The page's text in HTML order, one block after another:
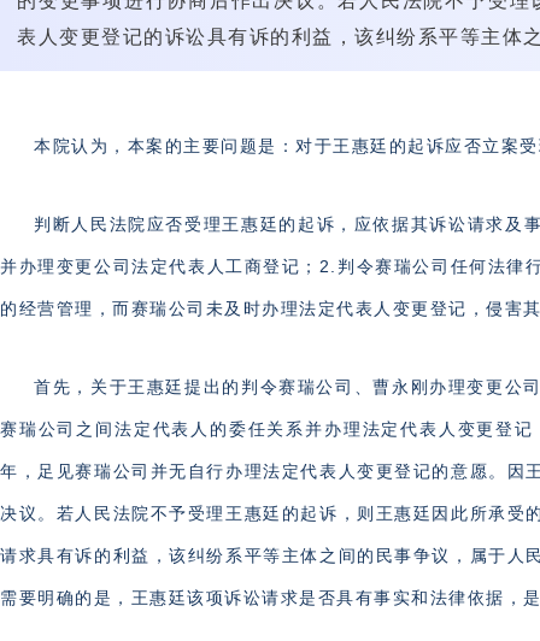
表人变更登记的诉讼具有诉的利益，该纠纷系平等主体
本院认为，本案的主要问题是：对于王惠廷的起诉应否立案
判断人民法院应否受理王惠廷的起诉，应依据其诉讼请求
并办理变更公司法定代表人工商登记；2.判令赛瑞公司任何法律
的经营管理，而赛瑞公司未及时办理法定代表人变更登记，侵害
首先，关于王惠廷提出的判令赛瑞公司、曹永刚办理变更公
赛瑞公司之间法定代表人的委任关系并办理法定代表人变更登
年，足见赛瑞公司并无自行办理法定代表人变更登记的意愿。
决议。若人民法院不予受理王惠廷的起诉，则王惠廷因此所承
请求具有诉的利益，该纠纷系平等主体之间的民事争议，属于
需要明确的是，王惠廷该项诉讼请求是否具有事实和法律依据，